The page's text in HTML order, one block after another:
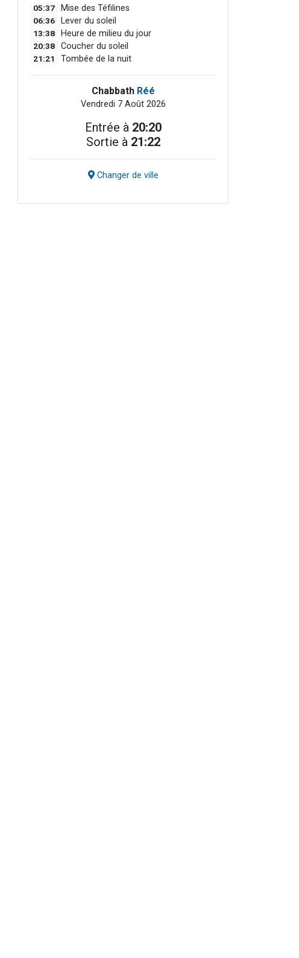
05:37 Mise des Téfilines
06:36 Lever du soleil
13:38 Heure de milieu du jour
20:38 Coucher du soleil
21:21 Tombée de la nuit
Chabbath Réé
Vendredi 7 Août 2026
Entrée à 20:20
Sortie à 21:22
Changer de ville